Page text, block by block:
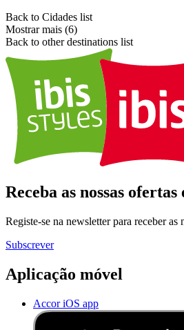
Back to Cidades list
Mostrar mais (6)
Back to other destinations list
Receba as nossas ofertas
Registe-se na newsletter para receber as
Subscrever
Aplicação móvel
Accor iOS app